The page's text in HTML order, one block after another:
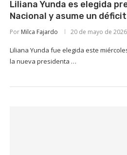
Liliana Yunda es elegida
Nacional y asume un
Por Milca Fajardo 20 de mayo de 2026
Liliana Yunda fue elegida este
la nueva presidenta …